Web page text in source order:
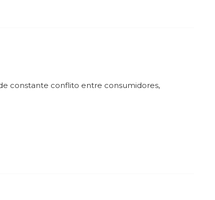
constante conflito entre consumidores,